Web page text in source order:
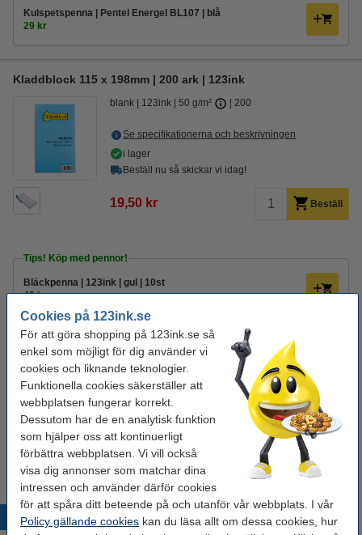
Cookies på 123ink.se
För att göra shopping på 123ink.se så
enkel som möjligt för dig använder vi
cookies och liknande teknologier.
Funktionella cookies säkerställer att
webbplatsen fungerar korrekt.
Dessutom har de en analytisk funktion
som hjälper oss att kontinuerligt
förbättra webbplatsen. Vi vill också
visa dig annonser som matchar dina
intressen och använder därför cookies
för att spåra ditt beteende på och utanför vår webbplats. I vår
Policy gällande cookies kan du läsa allt om dessa cookies, hur
Kulspetspenna | Pentel Energel BL107 | blå
29 kr
Kladdblock 115 x 198mm | 200 ark | 123ink
blank 123ink 50 g/m² 200
Se specifikationerna och beskrivningen
i lager
Beställ nu så skickar vi idag!
19,50 kr Beställ
Tips! Köp med pennor!
Bläckpenna | 123ink | gul | 10st
40 kr
Kulspetspenna | Pentel Energel BL107 | blå
29 kr
Behöver du fler?
Köp 10st för endast
175 kr
Tips
Vi råder er att beställa denna produkt istället för originalprodukten!
Populära produkter